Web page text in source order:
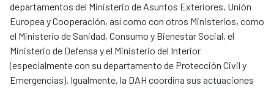
departamentos del Ministerio de Asuntos Exteriores, Unión
Europea y Cooperación, así como con otros Ministerios, como
el Ministerio de Sanidad, Consumo y Bienestar Social, el
Ministerio de Defensa y el Ministerio del Interior
(especialmente con su departamento de Protección Civil y
Emergencias). Igualmente, la DAH coordina sus actuaciones